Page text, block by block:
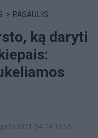
> PASAULIS
ką daryti
2021-04-14 13:59